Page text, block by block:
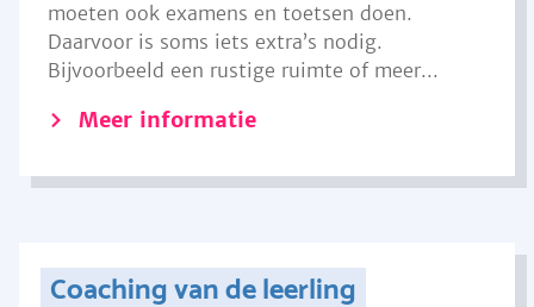
moeten ook examens en toetsen doen.
Daarvoor is soms iets extra’s nodig.
Bijvoorbeeld een rustige ruimte of meer...
Meer informatie
Coaching van de leerling